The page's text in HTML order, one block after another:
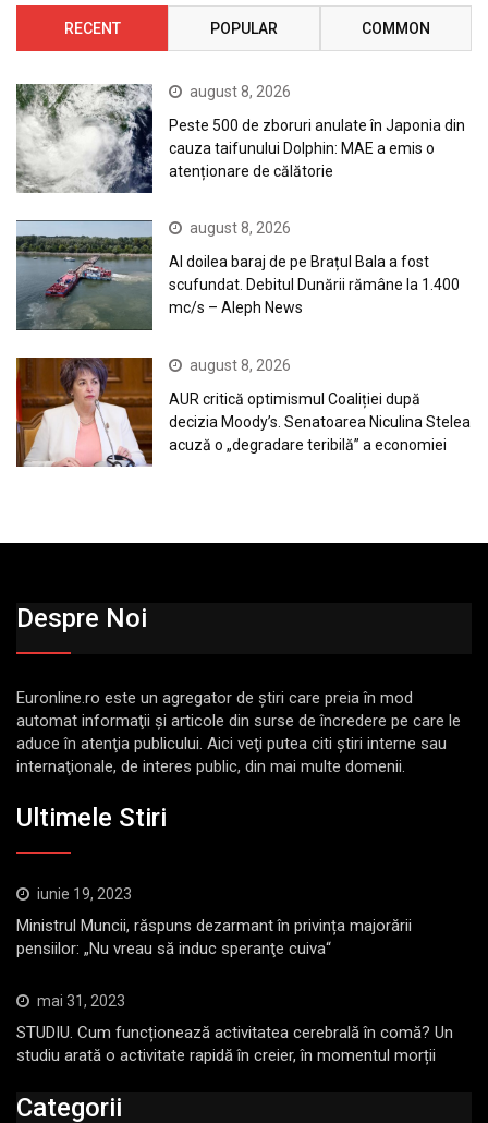
RECENT POPULAR COMMON
august 8, 2026
Peste 500 de zboruri anulate în Japonia din
cauza taifunului Dolphin: MAE a emis o
atenționare de călătorie
august 8, 2026
Al doilea baraj de pe Brațul Bala a fost
scufundat. Debitul Dunării rămâne la 1.400
mc/s – Aleph News
august 8, 2026
AUR critică optimismul Coaliției după
decizia Moody’s. Senatoarea Niculina Stelea
acuză o „degradare teribilă” a economiei
Despre Noi
Euronline.ro este un agregator de ştiri care preia în mod
automat informaţii şi articole din surse de încredere pe care le
aduce în atenţia publicului. Aici veţi putea citi ştiri interne sau
internaţionale, de interes public, din mai multe domenii.
Ultimele Stiri
iunie 19, 2023
Ministrul Muncii, răspuns dezarmant în privința majorării
pensiilor: „Nu vreau să induc speranţe cuiva“
mai 31, 2023
STUDIU. Cum funcționează activitatea cerebrală în comă? Un
studiu arată o activitate rapidă în creier, în momentul morții
Categorii